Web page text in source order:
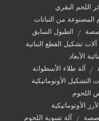
اللحم البقري
من النباتات
الطبول السابق
تشكيل القطع النباتية
الأبعاد
آلة طلاء الأسطوانة
التشكيل الأوتوماتيكية
اللحوم
الأوتوماتيكية
آلة تسوية اللحوم